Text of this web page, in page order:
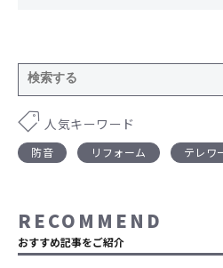
人気キーワード
防音 リフォーム テレワ
RECOMMEND
おすすめ記事をご紹介